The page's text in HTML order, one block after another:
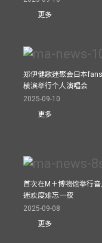
更多
郑伊健歌迷聚会日本
横滨举行个人演唱会
2025-09-10
更多
首次在M＋博物馆举行
迷欢度难忘一夜
2025-09-08
更多